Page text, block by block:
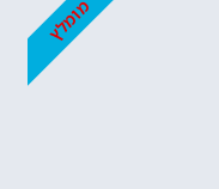
מומלץ